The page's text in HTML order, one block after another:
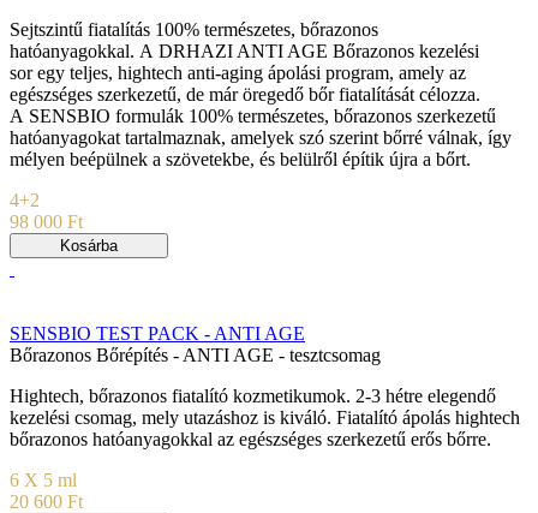
Sejtszintű fiatalítás 100% természetes, bőrazonos
hatóanyagokkal. A DRHAZI ANTI AGE Bőrazonos kezelési
sor egy teljes, hightech anti-aging ápolási program, amely az
egészséges szerkezetű, de már öregedő bőr fiatalítását célozza.
A SENSBIO formulák 100% természetes, bőrazonos szerkezetű
hatóanyagokat tartalmaznak, amelyek szó szerint bőrré válnak, így
mélyen beépülnek a szövetekbe, és belülről építik újra a bőrt.
4+2
98 000 Ft
Kosárba
SENSBIO TEST PACK - ANTI AGE
Bőrazonos Bőrépítés - ANTI AGE - tesztcsomag
Hightech, bőrazonos fiatalító kozmetikumok. 2-3 hétre elegendő
kezelési csomag, mely utazáshoz is kiváló. Fiatalító ápolás hightech
bőrazonos hatóanyagokkal az egészséges szerkezetű erős bőrre.
6 X 5 ml
20 600 Ft